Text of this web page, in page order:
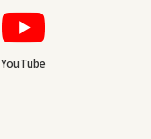
YouTube